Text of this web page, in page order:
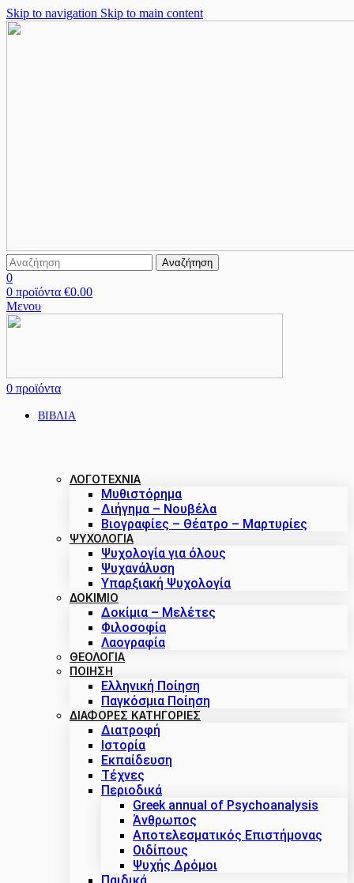
Skip to navigation Skip to main content
Αναζήτηση
0
0 προϊόντα €0.00
Μενου
0 προϊόντα
ΒΙΒΛΙΑ
ΛΟΓΟΤΕΧΝΙΑ
Μυθιστόρημα
Διήγημα – Νουβέλα
Βιογραφίες – Θέατρο – Μαρτυρίες
ΨΥΧΟΛΟΓΙΑ
Ψυχολογία για όλους
Ψυχανάλυση
Υπαρξιακή Ψυχολογία
ΔΟΚΊΜΙΟ
Δοκίμια – Μελέτες
Φιλοσοφία
Λαογραφία
ΘΕΟΛΟΓΙΑ
ΠΟΙΗΣΗ
Ελληνική Ποίηση
Παγκόσμια Ποίηση
ΔΙΑΦΟΡΕΣ ΚΑΤΗΓΟΡΙΕΣ
Διατροφή
Ιστορία
Εκπαίδευση
Τέχνες
Περιοδικά
Greek annual of Psychoanalysis
Άνθρωπος
Αποτελεσματικός Επιστήμονας
Οιδίπους
Ψυχής Δρόμοι
Παιδικά